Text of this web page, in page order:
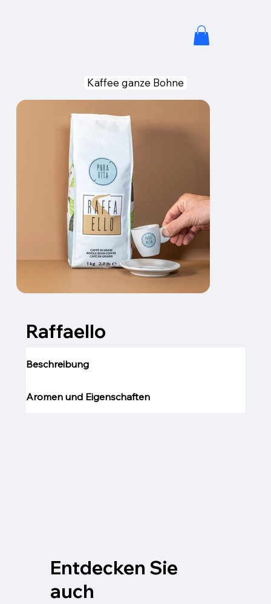
Kaffee ganze Bohne
Raffaello
Beschreibung
Aromen und Eigenschaften
Entdecken Sie
auch